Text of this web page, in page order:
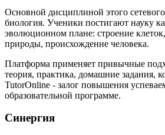
Основной дисциплиной этого
биология. Ученики постигают науку
эволюционном плане: строение
природы, происхождение человека.
Платформа применяет привычные
теория, практика, домашние задания,
TutorOnline - залог повышения
образовательной программе.
Синергия